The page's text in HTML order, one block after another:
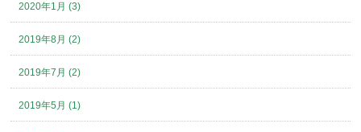
2020年1月 (3)
2019年8月 (2)
2019年7月 (2)
2019年5月 (1)